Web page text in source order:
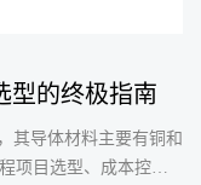
型的终极指南
其导体材料主要有铜和
项目选型、成本控制